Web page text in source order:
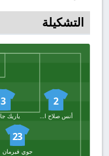
التشكيلة
2
أنس صلاح الدين
3
23
جوي فيرمان